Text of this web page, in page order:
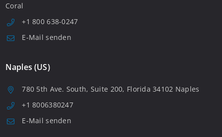
Coral
+1 800 638-0247
E-Mail senden
Naples (US)
780 5th Ave. South, Suite 200, Florida 34102 Naples
+1 8006380247
E-Mail senden